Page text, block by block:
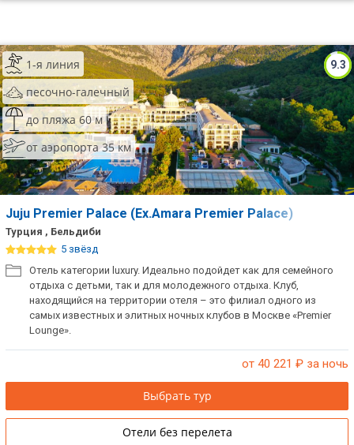
9.3
1-я линия
песочно-галечный
до пляжа 60 м
от аэропорта 35 км
Juju Premier Palace (Ex.Amara Premier Palace)
Турция , Бельдиби
5 звёзд
Отель категории luxury. Идеально подойдет как для семейного
отдыха с детьми, так и для молодежного отдыха. Клуб,
находящийся на территории отеля – это филиал одного из
самых известных и элитных ночных клубов в Москве «Premier
Lounge».
от 40 221 ₽ за ночь
Выбрать тур
Отели без перелета